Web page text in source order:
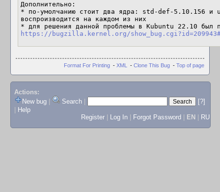
Дополнительно:
* по-умолчанию стоит два ядра: std-def-5.10.156 и
воспроизводится на каждом из них
https://bugzilla.kernel.org/
Format For Printing - XML - Clone This Bug - Top of page
Actions:
New bug
Search
[?]
Help
Register
Log In Forgot Password EN RU